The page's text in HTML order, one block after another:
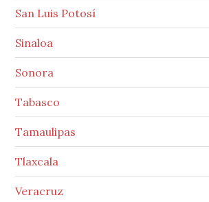
San Luis Potosí
Sinaloa
Sonora
Tabasco
Tamaulipas
Tlaxcala
Veracruz